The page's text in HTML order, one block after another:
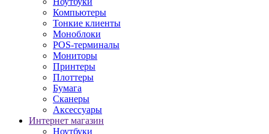
Компьютеры
Тонкие клиенты
Моноблоки
POS-терминалы
Мониторы
Принтеры
Плоттеры
Бумага
Сканеры
Аксессуары
Интернет магазин
Ноутбуки